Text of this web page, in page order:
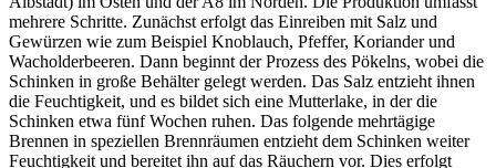
mehrere Schritte. Zunächst erfolgt das Einreiben mit Salz und
Gewürzen wie zum Beispiel Knoblauch, Pfeffer, Koriander und
Wacholderbeeren. Dann beginnt der Prozess des Pökelns, wobei die
Schinken in große Behälter gelegt werden. Das Salz entzieht ihnen
die Feuchtigkeit, und es bildet sich eine Mutterlake, in der die
Schinken etwa fünf Wochen ruhen. Das folgende mehrtägige
Brennen in speziellen Brennräumen entzieht dem Schinken weiter
Feuchtigkeit und bereitet ihn auf das Räuchern vor. Dies erfolgt